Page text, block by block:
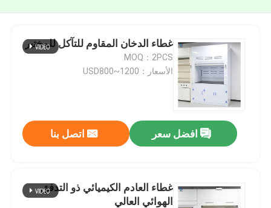
غطاء الدخان المقاوم للتآكل للمختبر
MOQ：2PCS
الأسعار：USD800~1200
افضل سعر اتصل بنا
غطاء العادم الكيميائي ذو التدفق
الهوائي العالي